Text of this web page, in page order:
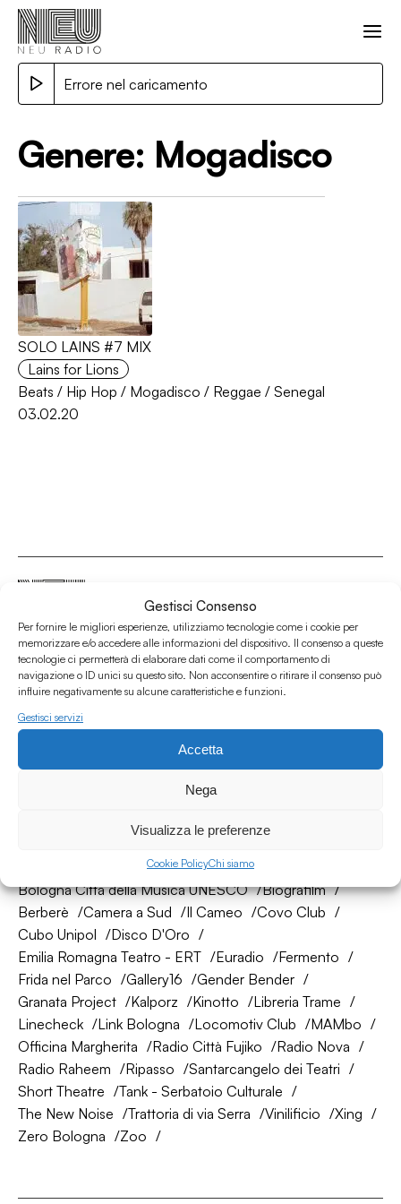
Gestisci Consenso
Per fornire le migliori esperienze, utilizziamo tecnologie come i cookie per
memorizzare e/o accedere alle informazioni del dispositivo. Il consenso a queste
tecnologie ci permetterà di elaborare dati come il comportamento di
navigazione o ID unici su questo sito. Non acconsentire o ritirare il consenso può
influire negativamente su alcune caratteristiche e funzioni.
Gestisci servizi
Accetta
Nega
Visualizza le preferenze
Cookie PolicyChi siamo
Errore nel caricamento
Genere: Mogadisco
SOLO LAINS #7 MIX
Lains for Lions
Beats / Hip Hop / Mogadisco / Reggae / Senegal
03.02.20
Associazione Culturale Humus
Via degli Orti 63, Bologna 40137
IVA: IT03691751204
CF: 03691751204
La nostra rete di amici
AtelierSì
Baumhaus
Bologna Città della Musica UNESCO
Biografilm
Berberè
Camera a Sud Il Cameo
Covo Club
Cubo Unipol
Disco D'Oro
Emilia Romagna Teatro - ERT
Euradio
Fermento
Frida nel Parco
Gallery16
Gender Bender
Granata Project
Kalporz Kinotto
Libreria Trame
Linecheck
Link Bologna Locomotiv Club
MAMbo
Officina Margherita
Radio Città Fujiko
Radio Nova
Radio Raheem
Ripasso
Santarcangelo dei Teatri
Short Theatre
Tank - Serbatoio Culturale
The New Noise
Trattoria di via Serra Vinilificio
Xing
Zero Bologna
Zoo